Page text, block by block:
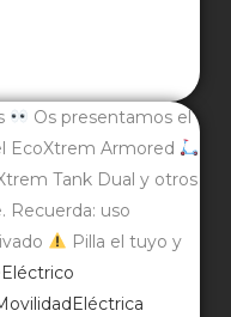
Os presentamos el
EcoXtrem Armored
Tank Dual y otros
Recuerda: uso
Pilla el tuyo y